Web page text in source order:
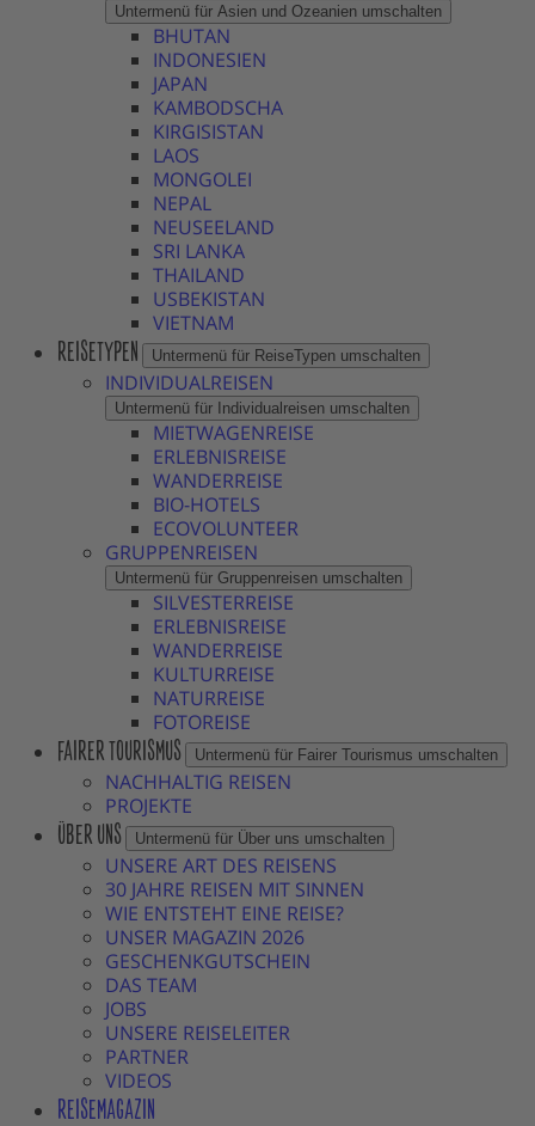
Untermenü für Asien und Ozeanien umschalten
BHUTAN
INDONESIEN
JAPAN
KAMBODSCHA
KIRGISISTAN
LAOS
MONGOLEI
NEPAL
NEUSEELAND
SRI LANKA
THAILAND
USBEKISTAN
VIETNAM
REISETYPEN Untermenü für ReiseTypen umschalten
INDIVIDUALREISEN
Untermenü für Individualreisen umschalten
MIETWAGENREISE
ERLEBNISREISE
WANDERREISE
BIO-HOTELS
ECOVOLUNTEER
GRUPPENREISEN
Untermenü für Gruppenreisen umschalten
SILVESTERREISE
ERLEBNISREISE
WANDERREISE
KULTURREISE
NATURREISE
FOTOREISE
FAIRER TOURISMUS Untermenü für Fairer Tourismus umschalten
NACHHALTIG REISEN
PROJEKTE
ÜBER UNS Untermenü für Über uns umschalten
UNSERE ART DES REISENS
30 JAHRE REISEN MIT SINNEN
WIE ENTSTEHT EINE REISE?
UNSER MAGAZIN 2026
GESCHENKGUTSCHEIN
DAS TEAM
JOBS
UNSERE REISELEITER
PARTNER
VIDEOS
REISEMAGAZIN